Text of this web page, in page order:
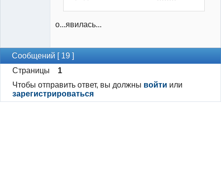
о...явилась...
Сообщений [ 19 ]
Страницы
1
Чтобы отправить ответ, вы должны войти или
зарегистрироваться